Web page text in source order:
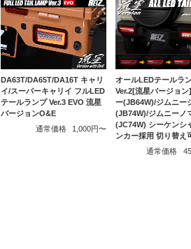
DA63T/DA65T/DA16T キャリ
イ/スーパーキャリイ フルLED
テールランプ Ver.3 EVO 流星
バージョンO&E
通常価格
1,000円〜
オールLEDテールラ
Ver.2[流星バージョン
ー(JB64W)/ジムニー
(JB74W)/ジムニーノ
(JC74W) シーケンシ
ンカー採用 切り替え
通常価格